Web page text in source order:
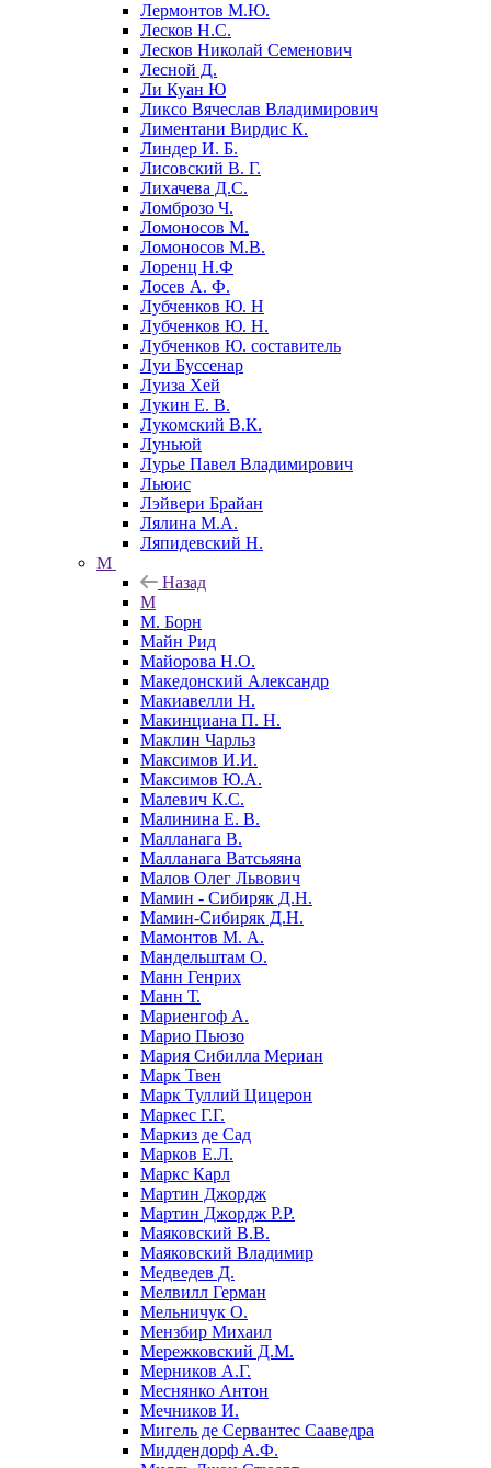
Лермонтов М.Ю.
Лесков Н.С.
Лесков Николай Семенович
Лесной Д.
Ли Куан Ю
Ликсо Вячеслав Владимирович
Лиментани Вирдис К.
Линдер И. Б.
Лисовский В. Г.
Лихачева Д.С.
Ломброзо Ч.
Ломоносов М.
Ломоносов М.В.
Лоренц Н.Ф
Лосев А. Ф.
Лубченков Ю. Н
Лубченков Ю. Н.
Лубченков Ю. составитель
Луи Буссенар
Луиза Хей
Лукин Е. В.
Лукомский В.К.
Луньюй
Лурье Павел Владимирович
Льюис
Лэйвери Брайан
Лялина М.А.
Ляпидевский Н.
М
Назад
М
М. Борн
Майн Рид
Майорова Н.О.
Македонский Александр
Макиавелли Н.
Макинциана П. Н.
Маклин Чарльз
Максимов И.И.
Максимов Ю.А.
Малевич К.С.
Малинина Е. В.
Малланага В.
Малланага Ватсьяяна
Малов Олег Львович
Мамин - Сибиряк Д.Н.
Мамин-Сибиряк Д.Н.
Мамонтов М. А.
Мандельштам О.
Манн Генрих
Манн Т.
Мариенгоф А.
Марио Пьюзо
Мария Сибилла Мериан
Марк Твен
Марк Туллий Цицерон
Маркес Г.Г.
Маркиз де Сад
Марков Е.Л.
Маркс Карл
Мартин Джордж
Мартин Джордж Р.Р.
Маяковский В.В.
Маяковский Владимир
Медведев Д.
Мелвилл Герман
Мельничук О.
Мензбир Михаил
Мережковский Д.М.
Мерников А.Г.
Меснянко Антон
Мечников И.
Мигель де Сервантес Сааведра
Миддендорф А.Ф.